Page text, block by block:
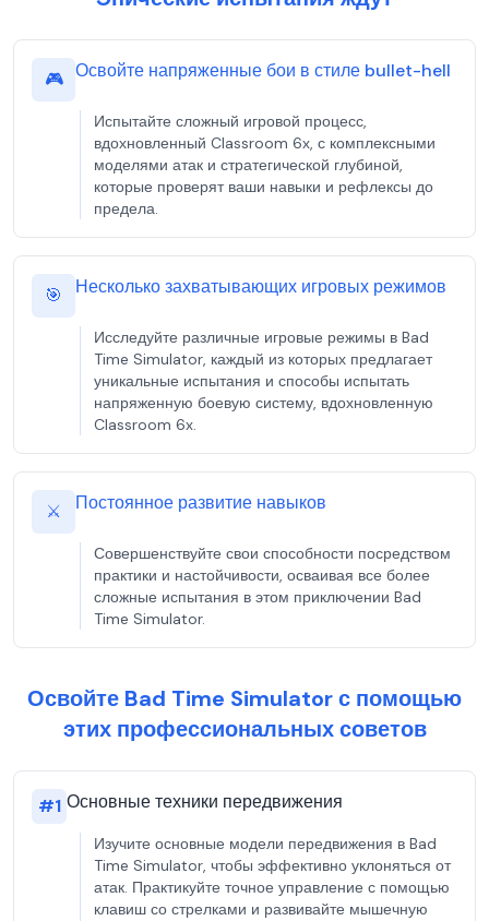
🎮 Освойте напряженные бои в стиле bullet-hell
Испытайте сложный игровой процесс,
вдохновленный Classroom 6x, с комплексными
моделями атак и стратегической глубиной,
которые проверят ваши навыки и рефлексы до
предела.
🎯 Несколько захватывающих игровых режимов
Исследуйте различные игровые режимы в Bad
Time Simulator, каждый из которых предлагает
уникальные испытания и способы испытать
напряженную боевую систему, вдохновленную
Classroom 6x.
⚔️ Постоянное развитие навыков
Совершенствуйте свои способности посредством
практики и настойчивости, осваивая все более
сложные испытания в этом приключении Bad
Time Simulator.
Освойте Bad Time Simulator с помощью
этих профессиональных советов
#1 Основные техники передвижения
Изучите основные модели передвижения в Bad
Time Simulator, чтобы эффективно уклоняться от
атак. Практикуйте точное управление с помощью
клавиш со стрелками и развивайте мышечную